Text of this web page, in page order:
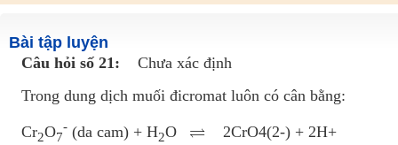
Khai giảng khóa Ngữ văn 7 - xây nền vững chắc cho tương lai!
Bài tập luyện
Câu hỏi số 21:
Chưa xác định
Trong dung dịch muối đicromat luôn có cân bằng:
Cr2O7
- (da cam) + H2O
2CrO4(2-) + 2H+